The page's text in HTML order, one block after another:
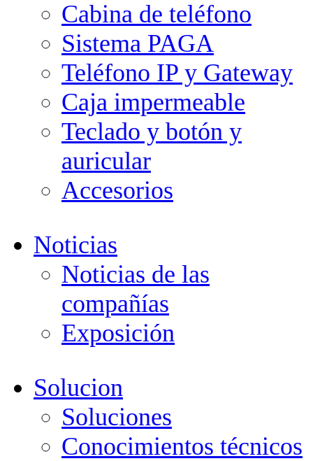
Cabina de teléfono
Sistema PAGA
Teléfono IP y Gateway
Caja impermeable
Teclado y botón y
auricular
Accesorios
Noticias
Noticias de las
compañías
Exposición
Solucion
Soluciones
Conocimientos técnicos